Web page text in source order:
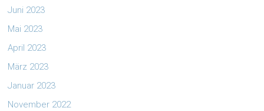
Juni 2023
Mai 2023
April 2023
März 2023
Januar 2023
November 2022